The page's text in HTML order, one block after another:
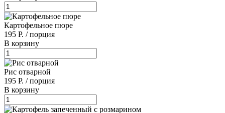
Картофельное пюре
195 Р. /порция
В корзину
Рис отварной
195 Р. /порция
В корзину